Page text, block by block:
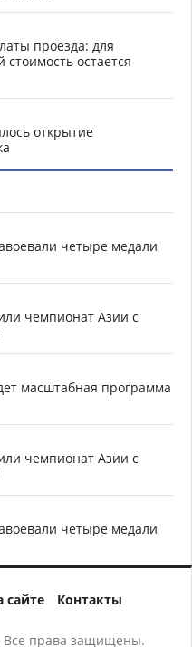
проезда: для
остается
открытие
четыре медали
чемпионат Азии с
масштабная программа
чемпионат Азии с
четыре медали
сайте Контакты
Все права защищены.